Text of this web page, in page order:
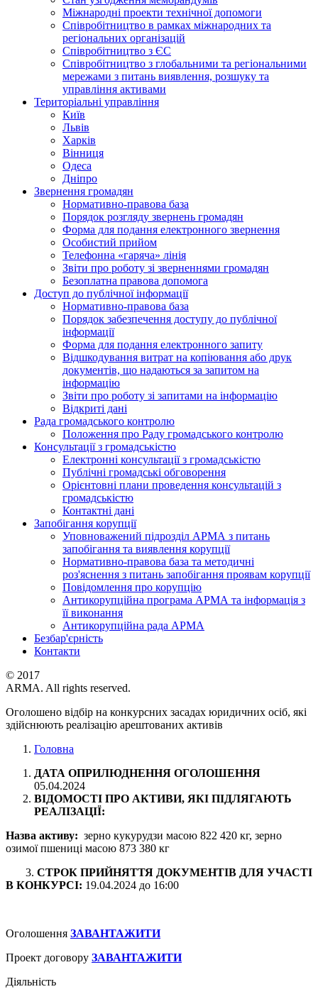
Міжнародні проекти технічної допомоги
Співробітництво в рамках міжнародних та
регіональних організацій
Співробітництво з ЄС
Співробітництво з глобальними та регіональними
мережами з питань виявлення, розшуку та
управління активами
Територіальні управління
Київ
Львів
Харків
Вінниця
Одеса
Дніпро
Звернення громадян
Нормативно-правова база
Порядок розгляду звернень громадян
Форма для подання електронного звернення
Особистий прийом
Телефонна «гаряча» лінія
Звіти про роботу зі зверненнями громадян
Безоплатна правова допомога
Доступ до публічної інформації
Нормативно-правова база
Порядок забезпечення доступу до публічної
інформації
Форма для подання електронного запиту
Відшкодування витрат на копіювання або друк
документів, що надаються за запитом на
інформацію
Звіти про роботу зі запитами на інформацію
Відкриті дані
Рада громадського контролю
Положення про Раду громадського контролю
Консультації з громадськістю
Електронні консультації з громадськістю
Публічні громадські обговорення
Орієнтовні плани проведення консультацій з
громадськістю
Контактні дані
Запобігання корупції
Уповноважений підрозділ АРМА з питань
запобігання та виявлення корупції
Нормативно-правова база та методичні
роз'яснення з питань запобігання проявам корупції
Повідомлення про корупцію
Антикорупційна програма АРМА та інформація з
її виконання
Антикорупційна рада АРМА
Безбар'єрність
Контакти
© 2017
ARMA. All rights reserved.
Оголошено відбір на конкурсних засадах юридичних осіб, які
здійснюють реалізацію арештованих активів
Головна
ДАТА ОПРИЛЮДНЕННЯ ОГОЛОШЕННЯ
05.04.2024
ВІДОМОСТІ ПРО АКТИВИ, ЯКІ ПІДЛЯГАЮТЬ
РЕАЛІЗАЦІЇ:
Назва активу: зерно кукурудзи масою 822 420 кг, зерно
озимої пшениці масою 873 380 кг
3. СТРОК ПРИЙНЯТТЯ ДОКУМЕНТІВ ДЛЯ УЧАСТІ
В КОНКУРСІ: 19.04.2024 до 16:00
Оголошення ЗАВАНТАЖИТИ
Проект договору ЗАВАНТАЖИТИ
Діяльність